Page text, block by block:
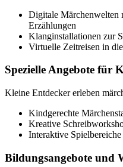
Digitale Märchenwelten
Erzählungen
Klanginstallationen zur
Virtuelle Zeitreisen in
Spezielle Angebote für
Kleine Entdecker erleben
Kindgerechte
Kreative
Interaktive
Bildungsangebote und